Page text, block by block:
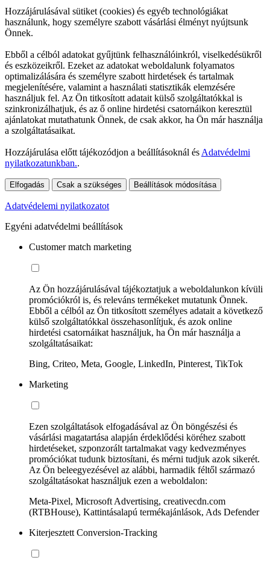
Hozzájárulásával sütiket (cookies) és egyéb technológiákat
használunk, hogy személyre szabott vásárlási élményt nyújtsunk
Önnek.
Ebből a célból adatokat gyűjtünk felhasználóinkról, viselkedésükről
és eszközeikről. Ezeket az adatokat weboldalunk folyamatos
optimalizálására és személyre szabott hirdetések és tartalmak
megjelenítésére, valamint a használati statisztikák elemzésére
használjuk fel. Az Ön titkosított adatait külső szolgáltatókkal is
szinkronizálhatjuk, és az ő online hirdetési csatornáikon keresztül
ajánlatokat mutathatunk Önnek, de csak akkor, ha Ön már használja
a szolgáltatásaikat.
Hozzájárulása előtt tájékozódjon a beállításoknál és Adatvédelmi
nyilatkozatunkban..
Elfogadás Csak a szükséges Beállítások módosítása
Adatvédelemi nyilatkozatot
Egyéni adatvédelmi beállítások
Customer match marketing
Az Ön hozzájárulásával tájékoztatjuk a weboldalunkon kívüli
promóciókról is, és releváns termékeket mutatunk Önnek.
Ebből a célból az Ön titkosított személyes adatait a következő
külső szolgáltatókkal összehasonlítjuk, és azok online
hirdetési csatornáikat használjuk, ha Ön már használja a
szolgáltatásaikat:
Bing, Criteo, Meta, Google, LinkedIn, Pinterest, TikTok
Marketing
Ezen szolgáltatások elfogadásával az Ön böngészési és
vásárlási magatartása alapján érdeklődési köréhez szabott
hirdetéseket, szponzorált tartalmakat vagy kedvezményes
promóciókat tudunk biztosítani, és mérni tudjuk azok sikerét.
Az Ön beleegyezésével az alábbi, harmadik féltől származó
szolgáltatásokat használjuk ezen a weboldalon:
Meta-Pixel, Microsoft Advertising, creativecdn.com
(RTBHouse), Kattintásalapú termékajánlások, Ads Defender
Kiterjesztett Conversion-Tracking